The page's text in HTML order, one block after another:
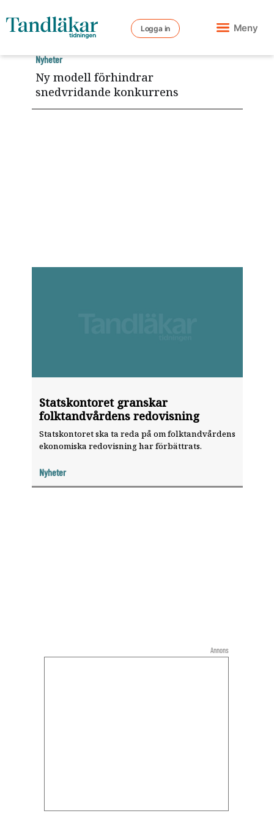
Logga in Meny
Statskontoret granskar
folktandvårdens redovisning
Statskontoret ska ta reda på om folktandvårdens
ekonomiska redovisning har förbättrats.
Nyheter
Ny modell förhindrar
snedvridande konkurrens
Nyheter
Annons